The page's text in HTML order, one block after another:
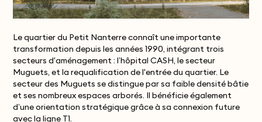
Le quartier du Petit Nanterre connaît une importante
transformation depuis les années 1990, intégrant trois
secteurs d'aménagement : l’hôpital CASH, le secteur
Muguets, et la requalification de l'entrée du quartier. Le
secteur des Muguets se distingue par sa faible densité bâtie
et ses nombreux espaces arborés. Il bénéficie également
d’une orientation stratégique grâce à sa connexion future
avec la ligne T1.